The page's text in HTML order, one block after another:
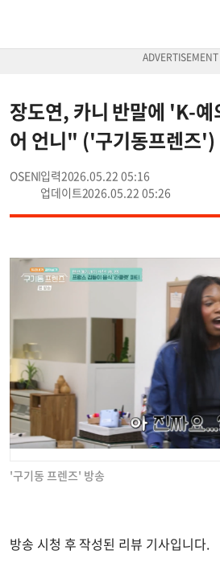
장도연, 카니 반말에 'K-
어 언니" ('구기동프렌즈
OSEN
2026.05.22 05:16
2026.05.22 05:26
'구기동 프렌즈' 방송
방송 시청 후 작성된 리뷰 기사입니다.